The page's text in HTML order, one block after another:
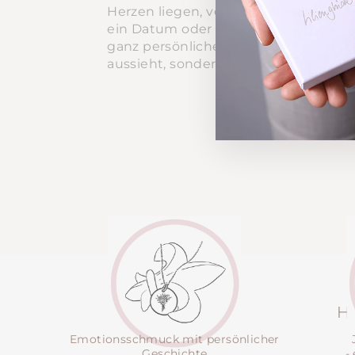
Herzen liegen, versehen lassen – sei
ein Datum oder eine Botschaft. So
ganz persönliches Stück, das nicht
aussieht, sondern auch eine
EINZIGARTIG
Emotionsschmuck mit persönlicher